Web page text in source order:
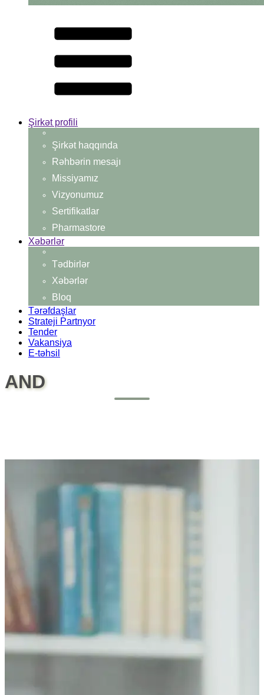
Şirkət profili
Şirkət haqqında
Rəhbərin mesajı
Missiyamız
Vizyonumuz
Sertifikatlar
Pharmastore
Xəbərlər
Tədbirlər
Xəbərlər
Bloq
Tərəfdaşlar
Strateji Partnyor
Tender
Vakansiya
E-təhsil
AND